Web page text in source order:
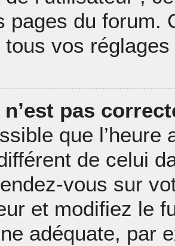
pages du forum.
tous vos
n’est pas
que
de celui
vous sur
et modifiez le
adéquate, par